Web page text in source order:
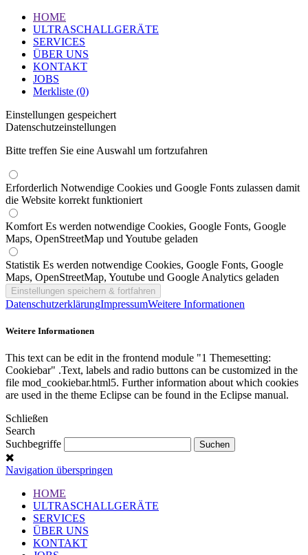
HOME
ULTRASCHALLGERÄTE
SERVICES
ÜBER UNS
KONTAKT
JOBS
Merkliste (0)
Einstellungen gespeichert
Datenschutzeinstellungen
Bitte treffen Sie eine Auswahl um fortzufahren
Erforderlich Notwendige Cookies und Google Fonts zulassen damit
die Website korrekt funktioniert
Komfort Es werden notwendige Cookies, Google Fonts, Google
Maps, OpenStreetMap und Youtube geladen
Statistik Es werden notwendige Cookies, Google Fonts, Google
Maps, OpenStreetMap, Youtube und Google Analytics geladen
DatenschutzerklärungImpressumWeitere Informationen
Weitere Informationen
This text can be edit in the frontend module "1 Themesetting:
Cookiebar" .Text, labels and radio buttons can be customized in the
file mod_cookiebar.html5. Further information about which cookies
are used in the theme Eclipse can be found in the Eclipse manual.
Schließen
Search
Suchbegriffe
Navigation überspringen
HOME
ULTRASCHALLGERÄTE
SERVICES
ÜBER UNS
KONTAKT